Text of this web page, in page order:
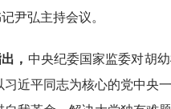
尹弘主持会议。
， 中央纪委国家监委对胡
习近平同志为核心的党中央